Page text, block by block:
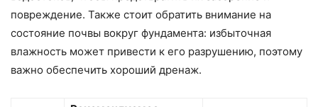
повреждение. Также стоит обратить внимание на
состояние почвы вокруг фундамента: избыточная
влажность может привести к его разрушению, поэтому
важно обеспечить хороший дренаж.